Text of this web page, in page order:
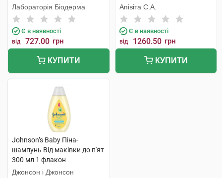
Лабораторія Біодерма
Є в наявності
від 727.00 грн
КУПИТИ
Апівіта С.А.
Є в наявності
від 1260.50 грн
КУПИТИ
Johnson’s Baby Піна-
шампунь Від маківки до п'ят
300 мл 1 флакон
Джонсон і Джонсон